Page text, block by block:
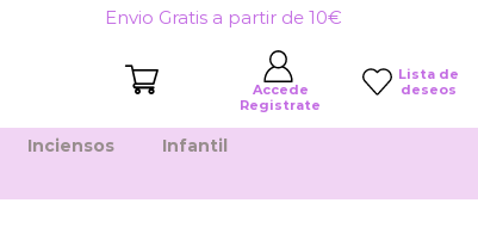
Envio Gratis a partir de 10€
Accede
Registrate
Lista de
deseos
Inciensos
Infantil